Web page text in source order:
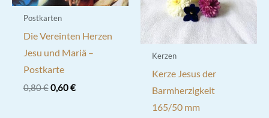
Postkarten
Die Vereinten Herzen
Jesu und Mariä –
Postkarte
0,80€ Ursprünglicher
0,60€Aktueller
Kerzen
Kerze Jesus der
Barmherzigkeit
165/50 mm